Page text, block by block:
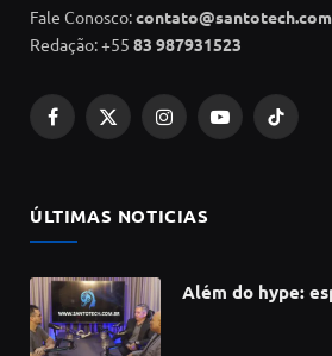
Fale Conosco:
Redação: +55 83 987931523
Facebook
X
InstagramYouTubeTikTok
ÚLTIMAS NOTICIAS
Além do hype: